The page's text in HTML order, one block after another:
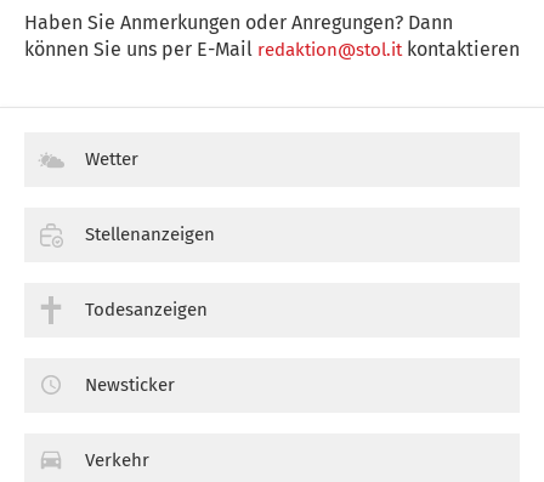
Haben Sie Anmerkungen oder Anregungen? Dann
können Sie uns per E-Mail redaktion@stol.itkontaktieren
Wetter
Stellenanzeigen
Todesanzeigen
Newsticker
Verkehr